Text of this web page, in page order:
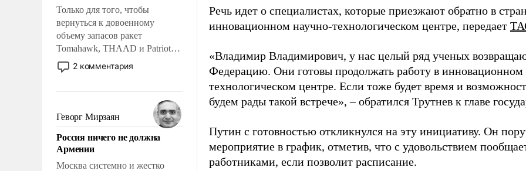
Только для того, чтобы
вернуться к довоенному
объему запасов ракет
Tomahawk, THAAD и Patriot
США потребуется более трех
лет. Даже небольшая война с
Сложившаяся ситуация
означает многолетний период
уязвимости США, например,
перед Китаем.
2 комментария
Геворг Мирзаян
Россия ничего не должна
Армении
Москва системно и жестко
Речь идет о специалистах, которые приезжают обратно в
инновационном научно-технологическом центре, передает
«Владимир Владимирович, у нас целый ряд ученых
Федерацию. Они готовы продолжать работу в инновационном
технологическом центре. Если тоже будет время и
будем рады такой встрече», – обратился Трутнев к главе
Путин с готовностью откликнулся на эту инициативу. Он
мероприятие в график, отметив, что с удовольствием
работниками, если позволит расписание.